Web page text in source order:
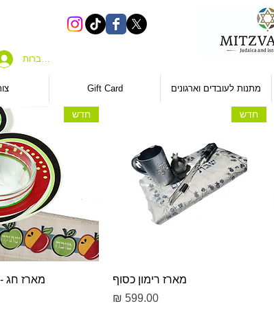
להתחברות
Gift Card מתנות לעובדים וארגונים
תצוגה מהירה
חדש
מארז רימון כסוף
מחיר‏599.00 ‏₪
תצוגה
חדש
מארז חג